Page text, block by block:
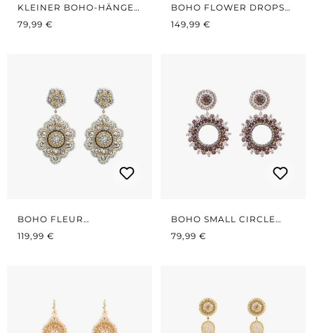
KLEINER BOHO-HÄNGER
VIOLETT
REGULÄRER PREIS:
79,99 €
BOHO FLOWER DROPS
LIGHT MINT
REGULÄRER PREIS:
149,99 €
BOHO FLEUR
GREY/GOLD
REGULÄRER PREIS:
119,99 €
BOHO SMALL CIRCLE
VIOLETT
REGULÄRER PREIS:
79,99 €